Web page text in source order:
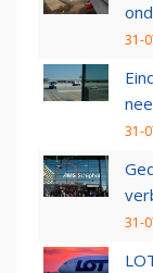
31-
31-
31-